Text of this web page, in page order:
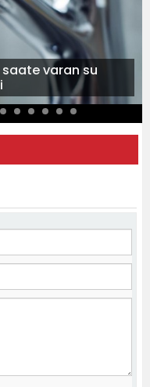
varan su